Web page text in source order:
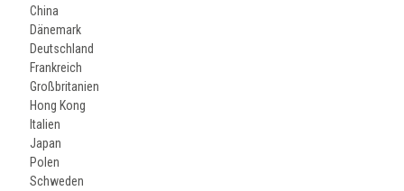
China
Dänemark
Deutschland
Frankreich
Großbritanien
Hong Kong
Italien
Japan
Polen
Schweden